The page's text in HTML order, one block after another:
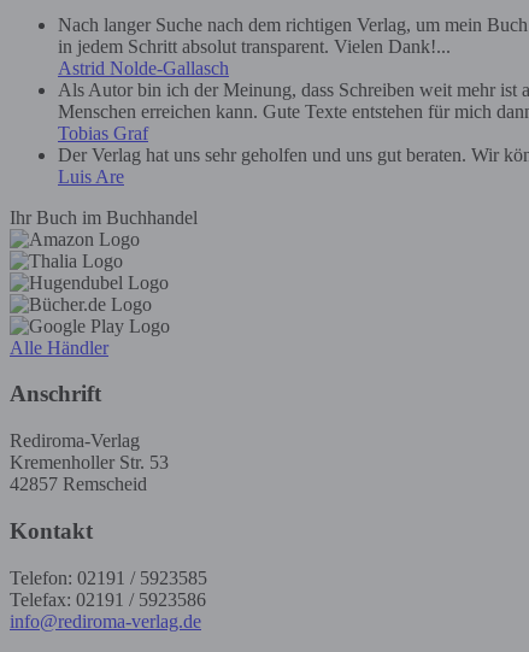
Nach langer Suche nach dem richtigen Verlag, um mein
in jedem Schritt absolut transparent. Vielen Dank!...
Astrid Nolde-Gallasch
Als Autor bin ich der Meinung, dass Schreiben weit mehr ist
Menschen erreichen kann. Gute Texte entstehen für mich
Tobias Graf
Der Verlag hat uns sehr geholfen und uns gut beraten. Wir
Luis Are
Ihr Buch im Buchhandel
Alle Händler
Anschrift
Rediroma-Verlag
Kremenholler Str. 53
42857 Remscheid
Kontakt
Telefon: 02191 / 5923585
Telefax: 02191 / 5923586
info@rediroma-verlag.de